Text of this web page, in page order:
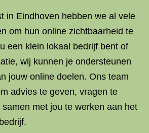
in Eindhoven hebben we al vele
om hun online zichtbaarheid te
een klein lokaal bedrijf bent of
wij kunnen je ondersteunen
jouw online doelen. Ons team
advies te geven, vragen te
met jou te werken aan het